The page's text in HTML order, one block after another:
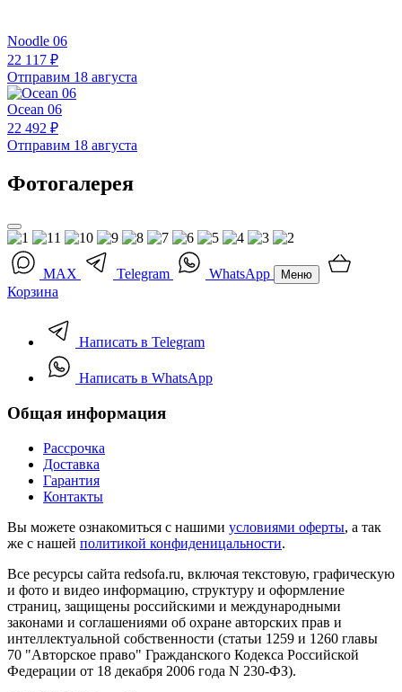
Noodle 06
22 117 ₽
Отправим 18 августа
Ocean 06
22 492 ₽
Отправим 18 августа
Фотогалерея
MAX Telegram WhatsApp Меню
Корзина
Написать в Telegram
Написать в WhatsApp
Общая информация
Рассрочка
Доставка
Гарантия
Контакты
Вы можете ознакомиться с нашими условиями оферты, а так
же с нашей политикой конфиденицальности.
Все ресурсы сайта redsofa.ru, включая текстовую, графическую
и фото и видео информацию, структуру и оформление
страниц, защищены российскими и международными
законами и соглашениями об охране авторских прав и
интеллектуальной собственности (статьи 1259 и 1260 главы
70 "Авторское право" Гражданского Кодекса Российской
Федерации от 18 декабря 2006 года N 230-ФЗ).